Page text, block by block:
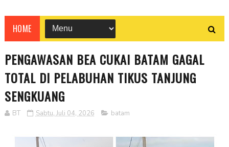
HOME
PENGAWASAN BEA CUKAI BATAM GAGAL
TOTAL DI PELABUHAN TIKUS TANJUNG
SENGKUANG
BT Sabtu, Juli 04, 2026 batam